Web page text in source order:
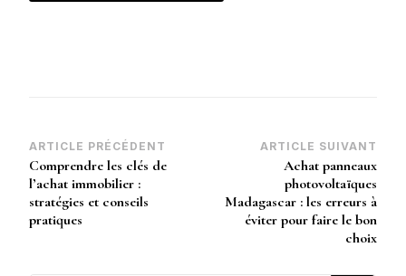
Navigation
d’article
ARTICLE PRÉCÉDENT
Comprendre les clés de
l’achat immobilier :
stratégies et conseils
pratiques
ARTICLE SUIVANT
Achat panneaux
photovoltaïques
Madagascar : les erreurs à
éviter pour faire le bon
choix